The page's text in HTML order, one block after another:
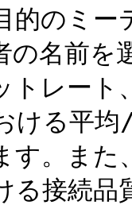
的のミ
の名前を
トレー
ける平
す。ま
る接続